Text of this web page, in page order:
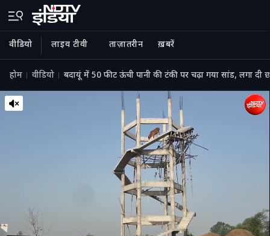
वीडियो लाइव टीवी ताज़ातरीन ख़बरें
होम वीडियो बदायूं में 50 फीट ऊंची पानी की टंकी पर चढ़ा गया सांड, लगा दी